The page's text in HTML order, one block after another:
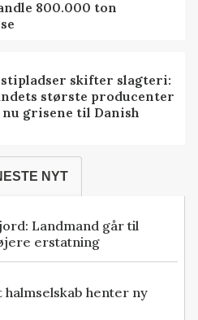
800.000 ton
stipladser skifter slagteri:
største producenter
nu grisene til Danish
NYT
Landmand går til
erstatning
halmselskab henter ny